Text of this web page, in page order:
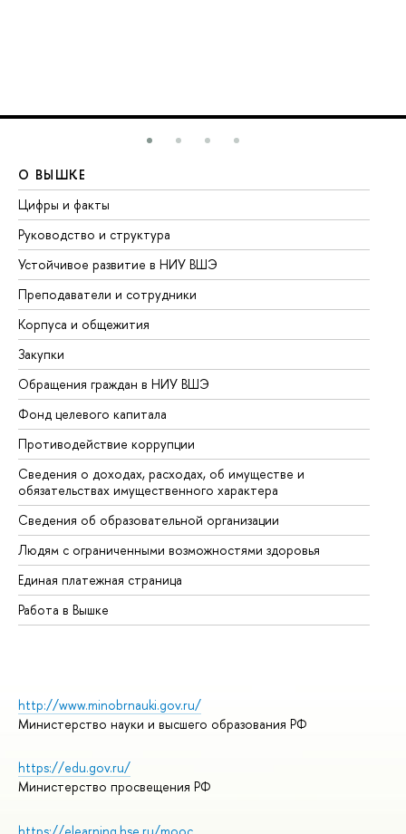
О ВЫШКЕ
Цифры и факты
Руководство и структура
Устойчивое развитие в НИУ ВШЭ
Преподаватели и сотрудники
Корпуса и общежития
Закупки
Обращения граждан в НИУ ВШЭ
Фонд целевого капитала
Противодействие коррупции
Сведения о доходах, расходах, об имуществе и
обязательствах имущественного характера
Сведения об образовательной организации
Людям с ограниченными возможностями здоровья
Единая платежная страница
Работа в Вышке
http://www.minobrnauki.gov.ru/
Министерство науки и высшего образования РФ
https://edu.gov.ru/
Министерство просвещения РФ
https://elearning.hse.ru/mooc